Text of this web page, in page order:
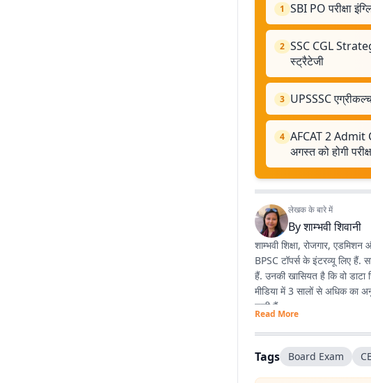
1 SBI PO परीक्षा
2 SSC CGL
स्ट्रैटेजी
3 UPSSSC
4 AFCAT 2 Admit
अगस्त को होगी
लेखक के बारे में
Byशाम्भवी शिवानी
शाम्भवी शिक्षा, रोजगार,
BPSC टॉपर्स के इंटरव्यू लिए हैं.
हैं. उनकी खासियत है कि वो
मीडिया में 3 सालों से अधिक का
चुकी हैं.
Read More
Tags Board Exam